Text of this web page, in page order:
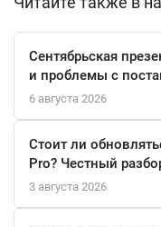
укладка превращается
выглядеть безупречно
Сентябрьская
и проблемы с
6 августа 2026
Стоит ли
Pro? Честный
3 августа 2026